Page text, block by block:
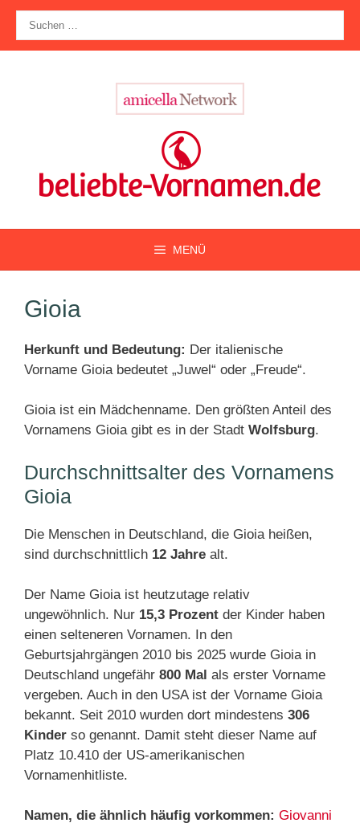
Zum
Inhalt
springen
nach:
MENÜ
Gioia
Herkunft und Bedeutung: Der italienische
Vorname Gioia bedeutet „Juwel“ oder „Freude“.
Gioia ist ein Mädchenname. Den größten Anteil des
Vornamens Gioia gibt es in der Stadt Wolfsburg.
Durchschnittsalter des Vornamens
Gioia
Die Menschen in Deutschland, die Gioia heißen,
sind durchschnittlich 12 Jahre alt.
Der Name Gioia ist heutzutage relativ
ungewöhnlich. Nur 15,3 Prozent der Kinder haben
einen selteneren Vornamen. In den
Geburtsjahrgängen 2010 bis 2025 wurde Gioia in
Deutschland ungefähr 800 Mal als erster Vorname
vergeben. Auch in den USA ist der Vorname Gioia
bekannt. Seit 2010 wurden dort mindestens 306
Kinder so genannt. Damit steht dieser Name auf
Platz 10.410 der US-amerikanischen
Vornamenhitliste.
Namen, die ähnlich häufig vorkommen: Giovanni